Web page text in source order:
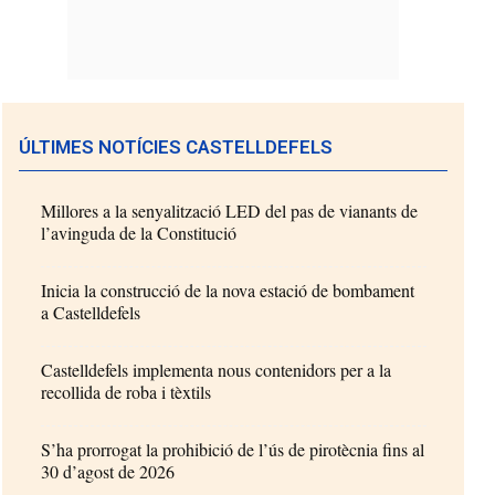
ÚLTIMES NOTÍCIES CASTELLDEFELS
Millores a la senyalització LED del pas de vianants de
l’avinguda de la Constitució
Inicia la construcció de la nova estació de bombament
a Castelldefels
Castelldefels implementa nous contenidors per a la
recollida de roba i tèxtils
S’ha prorrogat la prohibició de l’ús de pirotècnia fins al
30 d’agost de 2026